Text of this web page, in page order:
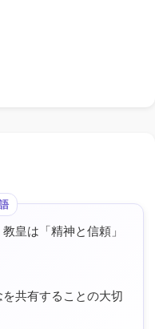
皇は「精神と信頼」
共有することの大切